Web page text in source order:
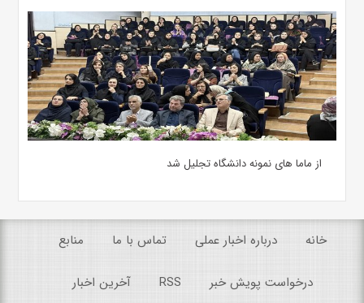
از ماما های نمونه دانشگاه تجلیل شد
خانه درباره اخبار عملی تماس با ما منابع
درخواست پویش خبر RSS آخرین اخبار